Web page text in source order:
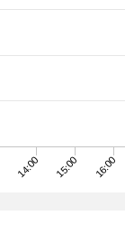
14:00 15:00 16:00